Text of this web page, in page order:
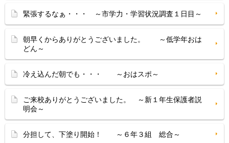
緊張するなぁ・・・ ～市学力・学習状況調査１日目～
朝早くからありがとうございました。 ～低学年おは
どん～
冷え込んだ朝でも・・・ ～おはスポ～
ご来校ありがとうございました。 ～新１年生保護者説
明会～
分担して、下塗り開始！ ～６年３組 総合～